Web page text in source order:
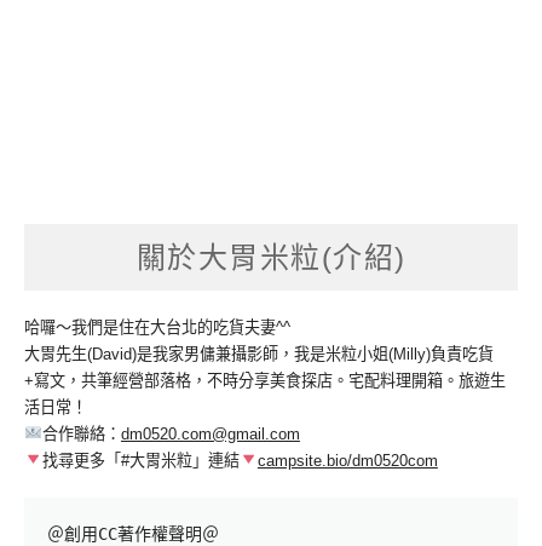
關於大胃米粒(介紹)
哈囉～我們是住在大台北的吃貨夫妻^^
大胃先生(David)是我家男傭兼攝影師，我是米粒小姐(Milly)負責吃貨
+寫文，共筆經營部落格，不時分享美食探店。宅配料理開箱。旅遊生
活日常！
合作聯絡： dm0520.com@gmail.com
找尋更多「#大胃米粒」連結
campsite.bio/dm0520com
＠創用CC著作權聲明＠